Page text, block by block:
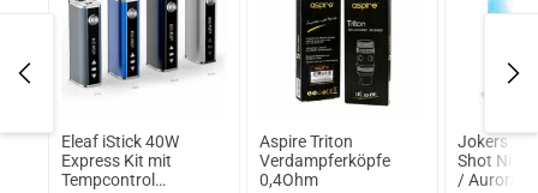
Eleaf iStick 40W
Express Kit mit
Tempcontrol
Aspire Triton
Verdampferköpfe
0,4Ohm
Jokers
Shot
/ Aurora